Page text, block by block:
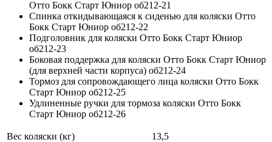
Отто Бокк Старт Юниор об212-21
Спинка откидывающаяся к сиденью для коляски Отто
Бокк Старт Юниор об212-22
Подголовник для коляски Отто Бокк Старт Юниор
об212-23
Боковая поддержка для коляски Отто Бокк Старт Юниор
(для верхней части корпуса) об212-24
Тормоз для сопровождающего лица коляски Отто Бокк
Старт Юниор об212-25
Удлиненные ручки для тормоза коляски Отто Бокк
Старт Юниор об212-26
Вес коляски (кг)
13,5